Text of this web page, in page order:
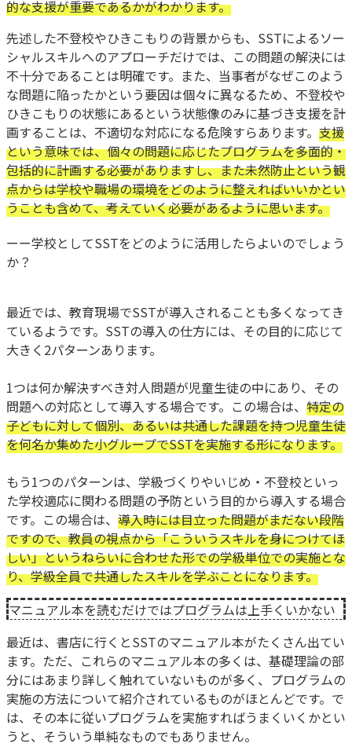
的な支援が重要であるかがわかります。
先述した不登校やひきこもりの背景からも、SSTによるソー
シャルスキルへのアプローチだけでは、この問題の解決には
不十分であることは明確です。また、当事者がなぜこのよう
な問題に陥ったかという要因は個々に異なるため、不登校や
ひきこもりの状態にあるという状態像のみに基づき支援を計
画することは、不適切な対応になる危険すらあります。 支援
という意味では、個々の問題に応じたプログラムを多面的・
包括的に計画する必要がありますし、また未然防止という観
点からは学校や職場の環境をどのように整えればいいかとい
うことも含めて、考えていく必要があるように思います。
ーー学校としてSSTをどのように活用したらよいのでしょう
か？
最近では、教育現場でSSTが導入されることも多くなってき
ているようです。SSTの導入の仕方には、その目的に応じて
大きく2パターンあります。
1つは何か解決すべき対人問題が児童生徒の中にあり、その
問題への対応として導入する場合です。この場合は、 特定の
子どもに対して個別、あるいは共通した課題を持つ児童生徒
を何名か集めた小グループでSSTを実施する形になります。
もう1つのパターンは、学級づくりやいじめ・不登校といっ
た学校適応に関わる問題の予防という目的から導入する場合
です。この場合は、 導入時には目立った問題がまだない段階
ですので、教員の視点から「こういうスキルを身につけてほ
しい」というねらいに合わせた形での学級単位での実施とな
り、学級全員で共通したスキルを学ぶことになります。
マニュアル本を読むだけではプログラムは上手くいかない
最近は、書店に行くとSSTのマニュアル本がたくさん出てい
ます。ただ、これらのマニュアル本の多くは、基礎理論の部
分にはあまり詳しく触れていないものが多く、プログラムの
実施の方法について紹介されているものがほとんどです。で
は、その本に従いプログラムを実施すればうまくいくかとい
うと、そういう単純なものでもありません。